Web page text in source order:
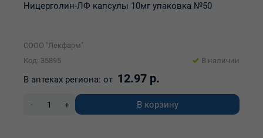
Ницерголин-ЛФ капсулы 10мг упаковка №50
СООО "Лекфарм"
Код: 35895
В наличии
В аптеках региона: от 12.97 р.
- + В корзину